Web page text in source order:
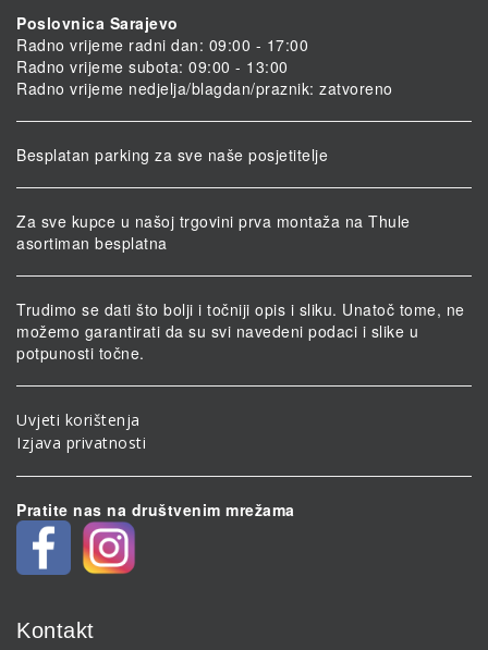
Poslovnica Sarajevo
Radno vrijeme radni dan: 09:00 - 17:00
Radno vrijeme subota: 09:00 - 13:00
Radno vrijeme nedjelja/blagdan/praznik: zatvoreno
Besplatan parking za sve naše posjetitelje
Za sve kupce u našoj trgovini prva montaža na Thule
asortiman besplatna
Trudimo se dati što bolji i točniji opis i sliku. Unatoč tome, ne
možemo garantirati da su svi navedeni podaci i slike u
potpunosti točne.
Uvjeti korištenja
Izjava privatnosti
Pratite nas na društvenim mrežama
Kontakt